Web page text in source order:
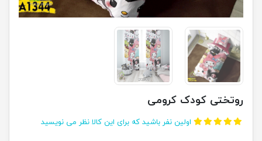
روتختی کودک کرومی
اولین نفر باشید که برای این کالا نظر می نویسید